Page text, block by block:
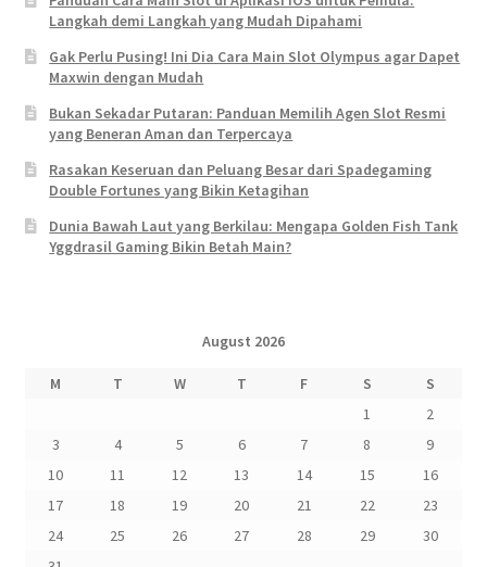
Langkah demi Langkah yang Mudah Dipahami
Gak Perlu Pusing! Ini Dia Cara Main Slot Olympus agar Dapet
Maxwin dengan Mudah
Bukan Sekadar Putaran: Panduan Memilih Agen Slot Resmi
yang Beneran Aman dan Terpercaya
Rasakan Keseruan dan Peluang Besar dari Spadegaming
Double Fortunes yang Bikin Ketagihan
Dunia Bawah Laut yang Berkilau: Mengapa Golden Fish Tank
Yggdrasil Gaming Bikin Betah Main?
August 2026
M T W T F S
S
1
2
3
4 5 6 7 8
9
10
11 12 13 14 15
16
17
18 19 20 21 22
23
24
25 26 27 28 29
30